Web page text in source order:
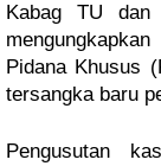
Kabag TU dan
Pidana Khusus
tersangka baru
Pengusutan